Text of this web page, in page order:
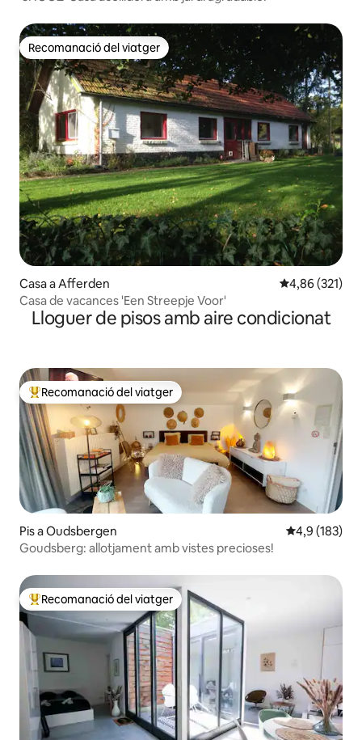
Recomanació del viatger
Recomanació del viatger
Casa a Afferden 4,86 de
4,86 (321)
Casa de vacances 'Een Streepje Voor'
Lloguer de pisos amb aire condicionat
Principals recomanacions dels viatgers
Recomanació del viatger
Pis a Oudsbergen 4,9 de
4,9 (183)
Goudsberg: allotjament amb vistes precioses!
Principals recomanacions dels viatgers
Recomanació del viatger